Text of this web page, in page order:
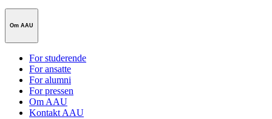
Om AAU
For studerende
For ansatte
For alumni
For pressen
Om AAU
Kontakt AAU